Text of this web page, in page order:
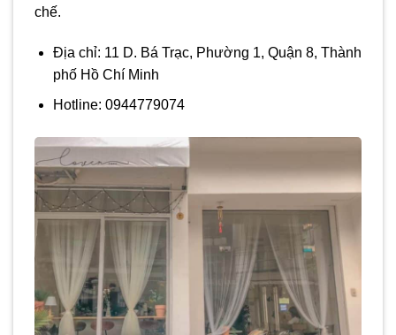
chế.
Địa chỉ: 11 D. Bá Trạc, Phường 1, Quận 8, Thành
phố Hồ Chí Minh
Hotline: 0944779074